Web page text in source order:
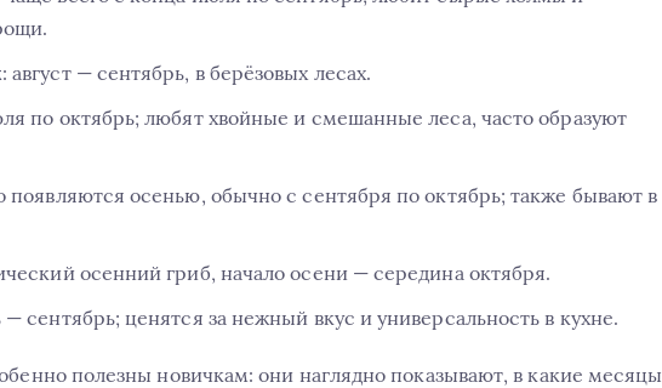
: август — сентябрь, в берёзовых лесах.
по октябрь; любят хвойные и смешанные леса, часто образуют
появляются осенью, обычно с сентября по октябрь; также бывают в
осенний гриб, начало осени — середина октября.
сентябрь; ценятся за нежный вкус и универсальность в кухне.
полезны новичкам: они наглядно показывают, в какие месяцы